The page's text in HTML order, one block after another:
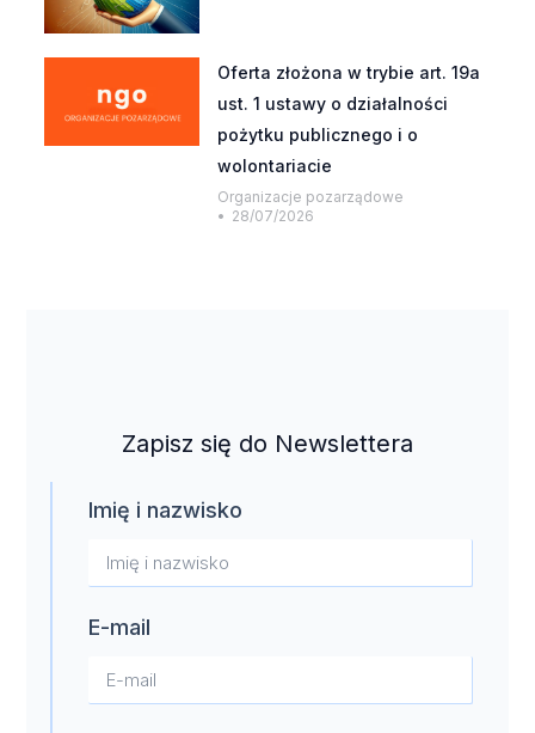
Oferta złożona w trybie art. 19a
ust. 1 ustawy o działalności
pożytku publicznego i o
wolontariacie
Organizacje pozarządowe
28/07/2026
Zapisz się do Newslettera
Imię i nazwisko
E-mail